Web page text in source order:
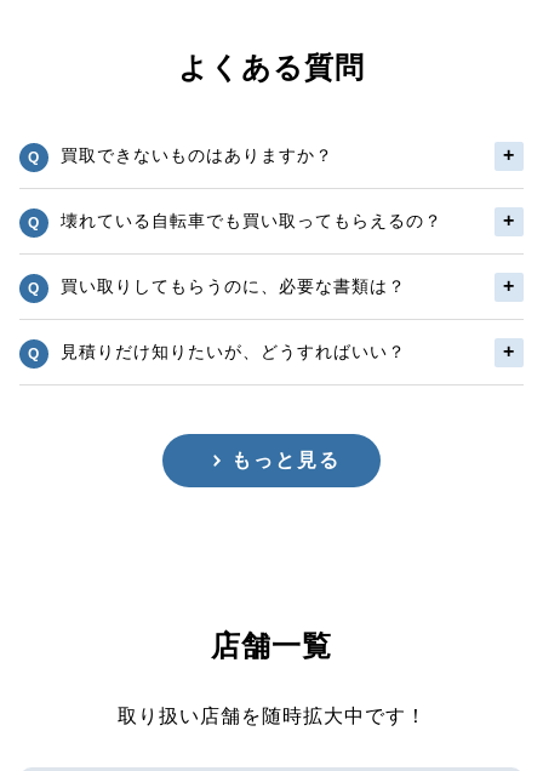
よくある質問
買取できないものはありますか？
壊れている自転車でも買い取ってもらえるの？
買い取りしてもらうのに、必要な書類は？
見積りだけ知りたいが、どうすればいい？
もっと見る
店舗一覧
取り扱い店舗を随時拡大中です！